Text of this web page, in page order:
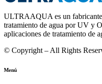
ULTRAAQUA es un fabricante
tratamiento de agua por UV y
aplicaciones de tratamiento de
© Copyright – All Rights
Menú